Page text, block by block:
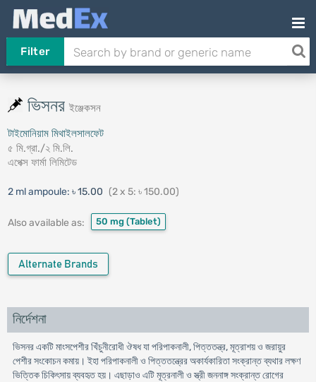
Filter
ভিসনর ইঞ্জেকসন
টাইমোনিয়াম মিথাইলসালফেট
৫ মি.গ্রা./২ মি.লি.
এপেক্স ফার্মা লিমিটেড
2 ml ampoule: ৳ 15.00 (2 x 5: ৳ 150.00)
Also available as: 50 mg (Tablet)
Alternate Brands
নির্দেশনা
ভিসনর একটি মাংসপেশীর খিঁচুনীরোধী ঔষধ যা পরিপাকনালী, পিত্ততন্ত্র, মূত্রাশয় ও জরায়ুর
পেশীর সংকোচন কমায়। ইহা পরিপাকনালী ও পিত্ততন্ত্রের অকার্যকারিতা সংক্রান্ত ব্যথার লক্ষণ
ভিত্তিক চিকিৎসায় ব্যবহৃত হয়। এছাড়াও এটি মূত্রনালী ও স্ত্রী জননাঙ্গ সংক্রান্ত রোগের